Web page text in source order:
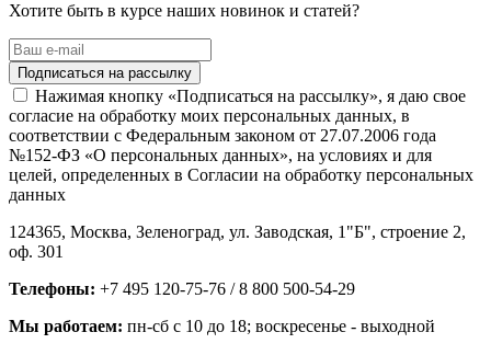
Хотите быть в курсе наших новинок и статей?
Нажимая кнопку «Подписаться на рассылку», я даю свое
согласие на обработку моих персональных данных, в
соответствии с Федеральным законом от 27.07.2006 года
№152-ФЗ «О персональных данных», на условиях и для
целей, определенных в Согласии на обработку персональных
данных
124365, Москва, Зеленоград, ул. Заводская, 1"Б", строение 2,
оф. 301
Телефоны: +7 495 120-75-76 / 8 800 500-54-29
Мы работаем: пн-сб с 10 до 18; воскресенье - выходной